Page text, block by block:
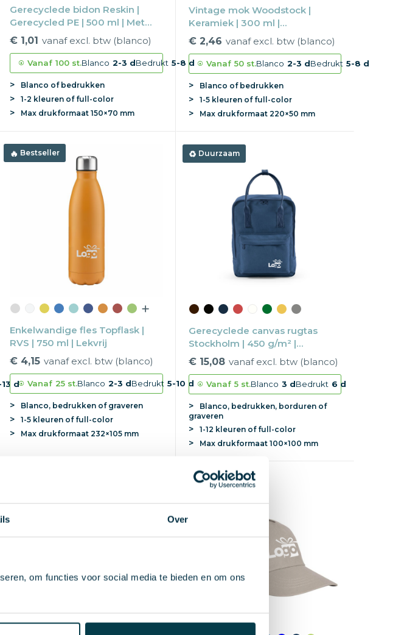
Over
om functies voor social media te bieden en om ons
Gerecyclede bidon Reskin |
Gerecycled PE | 500 ml | Met
trektuit
€ 1,01 vanaf excl. btw (blanco)
Vanaf 100 st.Blanco 2-3 dBedrukt 5-8 d
Blanco of bedrukken
1-2 kleuren of full-color
Max drukformaat150×70 mm
Vintage mok Woodstock |
Keramiek | 300 ml |
Vaatwasserbestendig
€ 2,46 vanaf excl. btw (blanco)
Vanaf 50 st.Blanco 2-3 dBedrukt 5-8 d
Blanco of bedrukken
1-5 kleuren of full-color
Max drukformaat 220×50 mm
13 d
Bestseller
Enkelwandige fles Topflask |
RVS | 750 ml | Lekvrij
€ 4,15 vanaf excl. btw (blanco)
Vanaf 25 st.Blanco 2-3 dBedrukt 5-10 d
Blanco, bedrukken of graveren
1-5 kleuren of full-color
Max drukformaat232×105 mm
Duurzaam
Gerecyclede canvas rugtas
Stockholm | 450 g/m² |
34×26×12 cm | Twee
handvatten
€ 15,08 vanaf excl. btw (blanco)
Vanaf 5 st.Blanco 3 dBedrukt 6 d
Blanco, bedrukken, borduren of
graveren
1-12 kleuren of full-color
Max drukformaat 100×100 mm
Supersnel